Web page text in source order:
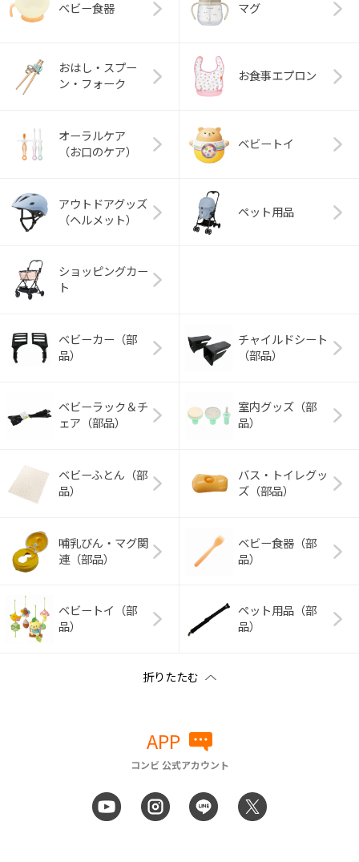
ベビー食器 マグ
おはし・スプー
ン・フォーク
お食事エプロン
オーラルケア
（お口のケア）
ベビートイ
アウトドアグッズ
（ヘルメット）
ペット用品
ショッピングカー
ト
ベビーカー（部
品）
チャイルドシート
（部品）
ベビーラック＆チ
ェア（部品）
室内グッズ（部
品）
ベビーふとん（部
品）
バス・トイレグッ
ズ（部品）
哺乳びん・マグ関
連（部品）
ベビー食器（部
品）
ベビートイ（部
品）
ペット用品（部
品）
APP
コンビ 公式アカウント